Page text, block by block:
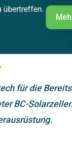
übertreffen.
für die
BC-